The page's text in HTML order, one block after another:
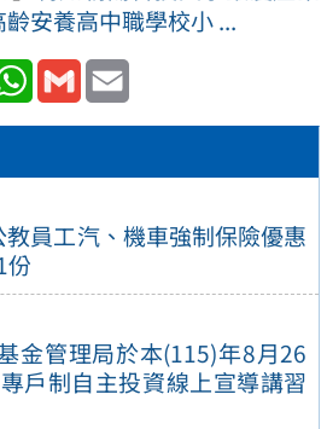
員工汽、機車強制保險優惠
份
金管理局於本(115)年8月26
戶制自主投資線上宣導講習
安養高中職學校小 ...
WhatsApp
Gmail